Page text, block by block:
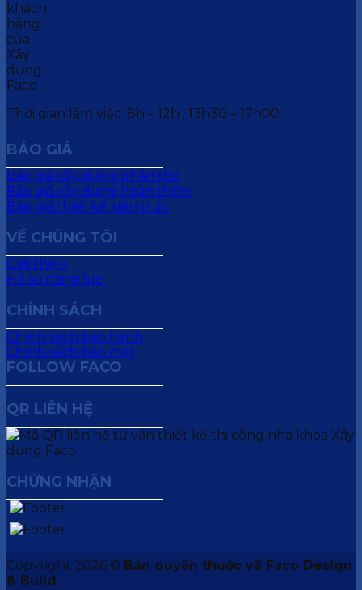
Thời gian làm việc: 8h – 12h ; 13h30 – 17h00
BÁO GIÁ
Báo giá xây dựng phần thô
Báo giá xây dựng hoàn thiện
Báo giá thiết kế kiến trúc
VỀ CHÚNG TÔI
Giới thiệu
Hồ sơ năng lực
CHÍNH SÁCH
Chính sách bảo hành
Chính sách bảo mật
FOLLOW FACO
QR LIÊN HỆ
CHỨNG NHẬN
Copyright 2026 © Bản quyền thuộc về Faco Design
& Build